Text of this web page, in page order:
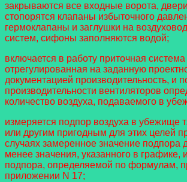
закрываются все входные ворота,
стопорятся клапаны избыточного
гермоклапаны и заглушки на
систем, сифоны заполняются водой;
включается в работу приточная
отрегулированная на заданную
документацией производительность, и
производительности вентиляторов
количество воздуха, подаваемого в
измеряется подпор воздуха в убежище
или другим пригодным для этих целей
случаях замеренное значение подпора
менее значения, указанного в графике,
подпора, определяемой по формулам,
приложении N 17;